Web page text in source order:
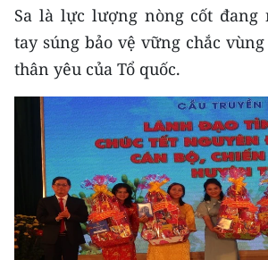
Media Thể thao
Media Giáo dục
Media Y tế
Media Khoa học - Công nghệ
Media Môi trường
Infographic
Sa là lực lượng nòng cốt đang
tay súng bảo vệ vững chắc
thân yêu của Tổ quốc.